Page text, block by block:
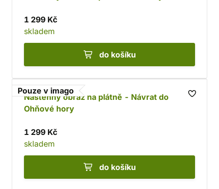
1 299 Kč
skladem
do košíku
Pouze v imago
Nástěnný obraz na plátně - Návrat do
Ohňové hory
1 299 Kč
skladem
do košíku